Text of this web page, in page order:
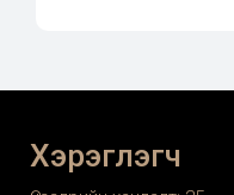
Хэрэглэгч